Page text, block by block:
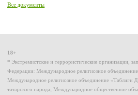
Все документы
18+
* Экстремистские и террористические организации,
Федерации: Международное религиозное
Международное религиозное объединение «Таблиги
татарского народа, Международное общественное